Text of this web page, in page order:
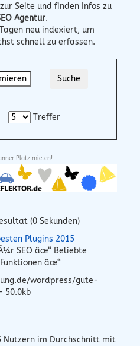
Seite und finden Infos zu
Agentur.
neu indexiert, um
schnell zu erfassen.
Treffer
Platz mieten!
(0 Sekunden)
Plugins 2015
SEO âœ“ Beliebte
âœ“
wordpress/gute-
50.0kb
Nutzern im Durchschnitt mit